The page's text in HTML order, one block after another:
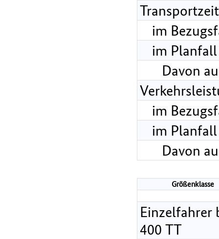
im
im Planfall
Davon
im
im Planfall
Davon
Größenklasse
Einzelfahrer
400 TT